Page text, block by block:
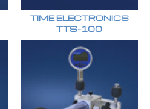
TIME ELECTRONICS
TTS-100